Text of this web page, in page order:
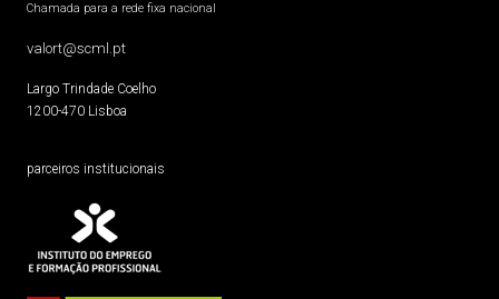
Chamada para a rede fixa nacional
valort@scml.pt
Largo Trindade Coelho
1200-470 Lisboa
parceiros institucionais